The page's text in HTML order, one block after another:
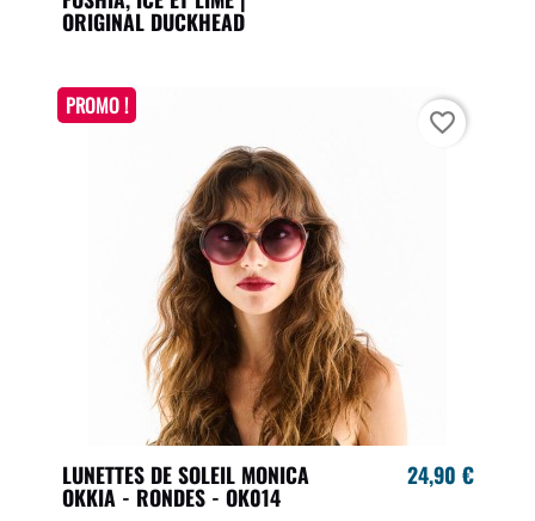
ORIGINAL DUCKHEAD
LUNETTES DE SOLEIL MONICA
OKKIA - RONDES - OK014
24,90 €
PROMO !
favorite_border